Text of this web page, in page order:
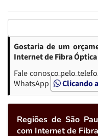
Gostaria de um
Internet de Fibra
Fale conosco pelo
WhatsApp
Clicando
Regiões de São
com Internet de